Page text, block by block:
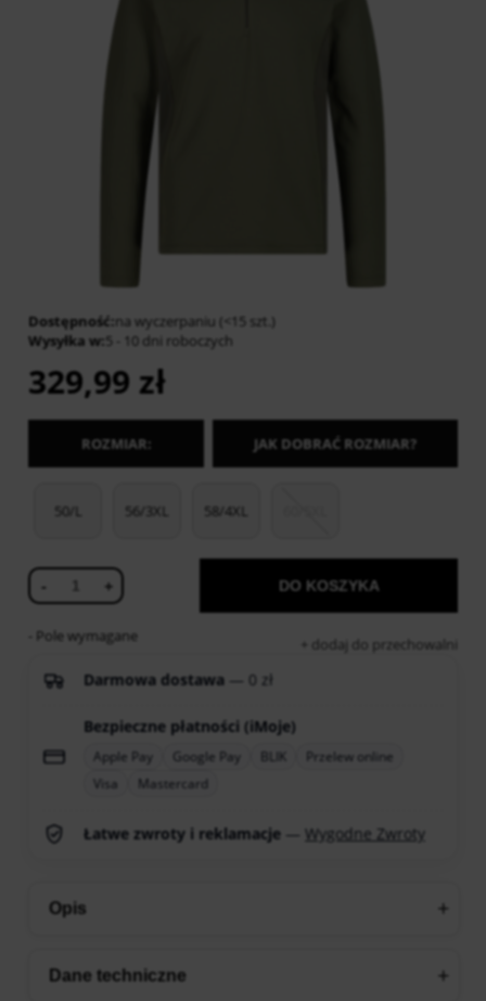
Dostępność: na wyczerpaniu (<15 szt.)
Wysyłka w:5 - 10 dni roboczych
329,99 zł
ROZMIAR: JAK DOBRAĆ ROZMIAR?
50/L 56/3XL 58/4XL
- + DO KOSZYKA
dodaj do przechowalni
- Pole wymagane
Darmowa dostawa — 0 zł
Bezpieczne płatności (iMoje)
Apple Pay Google Pay BLIK
Przelew online
Visa
Mastercard
Łatwe zwroty i reklamacje Wygodne Zwroty
Opis
Dane techniczne